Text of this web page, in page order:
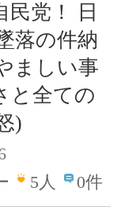
党！ 日
落の件納
ましい事
と全ての
)
5人 0件